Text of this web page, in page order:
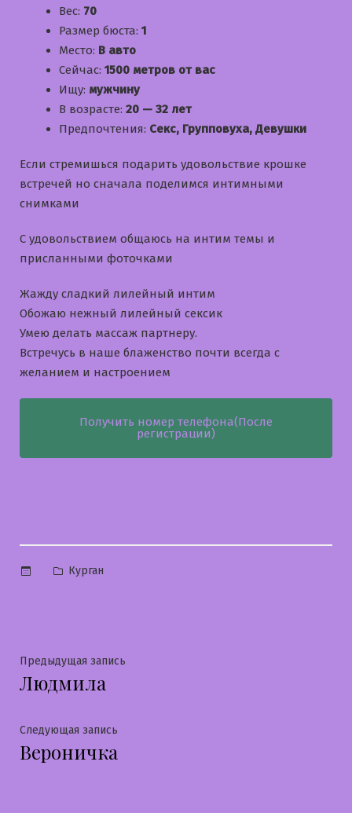
Вес: 70
Размер бюста: 1
Место: В авто
Сейчас: 1500 метров от вас
Ищу: мужчину
В возрасте: 20 — 32 лет
Предпочтения: Секс, Групповуха, Девушки
Если стремишься подарить удовольствие крошке
встречей но сначала поделимся интимными
снимками
С удовольствием общаюсь на интим темы и
приcланными фоточками
Жажду сладкий лилейный интим
Обожаю нежный лилейный сексик
Умею делать массаж партнеру.
Встречусь в наше блаженство почти всегда с
желанием и настроением
Получить номер телефона(После
регистрации)
Опубликовано
Курган
Навигация
по
записям
Предыдущая запись
Людмила
Следующая запись
Вероничка